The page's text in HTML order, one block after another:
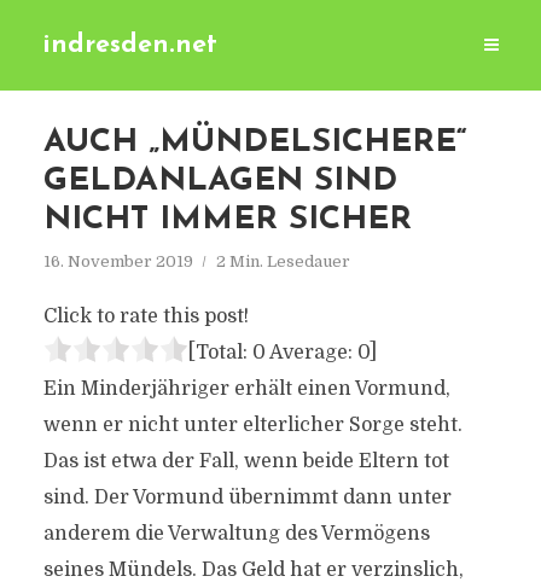
indresden.net
AUCH „MÜNDELSICHERE“
GELDANLAGEN SIND
NICHT IMMER SICHER
16. November 2019 2 Min. Lesedauer
Click to rate this post!
[Total: 0 Average: 0]
Ein Minderjähriger erhält einen Vormund,
wenn er nicht unter elterlicher Sorge steht.
Das ist etwa der Fall, wenn beide Eltern tot
sind. Der Vormund übernimmt dann unter
anderem die Verwaltung des Vermögens
seines Mündels. Das Geld hat er verzinslich,